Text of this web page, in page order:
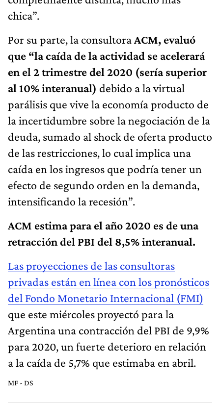
chica”.
Por su parte, la consultoraACM, evaluó
que “la caída de la actividad se acelerará
en el 2 trimestre del 2020 (sería superior
al 10% interanual) debido a la virtual
parálisis que vive la economía producto de
la incertidumbre sobre la negociación de la
deuda, sumado al shock de oferta producto
de las restricciones, lo cual implica una
caída en los ingresos que podría tener un
efecto de segundo orden en la demanda,
intensificando la recesión”.
ACM estima para el año 2020 es de una
retracción del PBI del 8,5% interanual.
Las proyecciones de las consultoras
privadas están en línea con los pronósticos
del Fondo Monetario Internacional (FMI)
que este miércoles proyectó para la
Argentina una contracción del PBI de 9,9%
para 2020, un fuerte deterioro en relación
a la caída de 5,7% que estimaba en abril.
MF - DS